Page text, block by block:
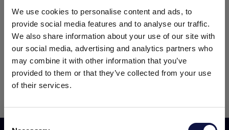
We use cookies to personalise content and ads, to
provide social media features and to analyse our traffic.
We also share information about your use of our site with
our social media, advertising and analytics partners who
may combine it with other information that you’ve
provided to them or that they’ve collected from your use
of their services.
Consent
Wenn Sie ein Unternehmen sind, das nach
neuen Angestellten sucht
Ein Praktikum anbieten
Möchten Sie Erfahrungen in einem
Unternehmen sammeln?
Senden Sie Ihre Bewerbung